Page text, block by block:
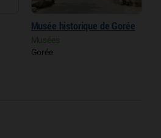
Musée historique de Gorée
Musées
Gorée